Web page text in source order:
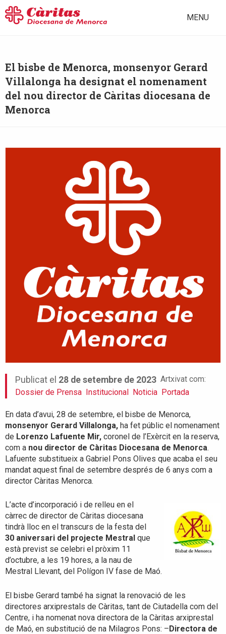
MENU
El bisbe de Menorca, monsenyor Gerard
Villalonga ha designat el nomenament
del nou director de Càritas diocesana de
Menorca
Publicat el 28 de setembre de 2023 Artxivat com:
Dossier de Prensa Institucional Noticia Portada
En data d’avui, 28 de setembre, el bisbe de Menorca,
monsenyor Gerard Villalonga, ha fet públic el nomenament
de Lorenzo Lafuente Mir, coronel de l’Exèrcit en la reserva,
com a nou director de Càritas Diocesana de Menorca.
Lafuente substitueix a Gabriel Pons Olives que acaba el seu
mandat aquest final de setembre després de 6 anys com a
director Càritas Menorca.
L’acte d’incorporació i de relleu en el
càrrec de director de Càritas diocesana
tindrà lloc en el transcurs de la festa del
30 aniversari del projecte Mestral que
està previst se celebri el pròxim 11
d’octubre, a les 19 hores, a la nau de
Mestral Llevant, del Polígon IV fase de Maó.
El bisbe Gerard també ha signat la renovació de les
directores arxiprestals de Càritas, tant de Ciutadella com del
Centre, i ha nomenat nova directora de la Càritas arxiprestal
de Maó, en substitució de na Milagros Pons: –Directora de